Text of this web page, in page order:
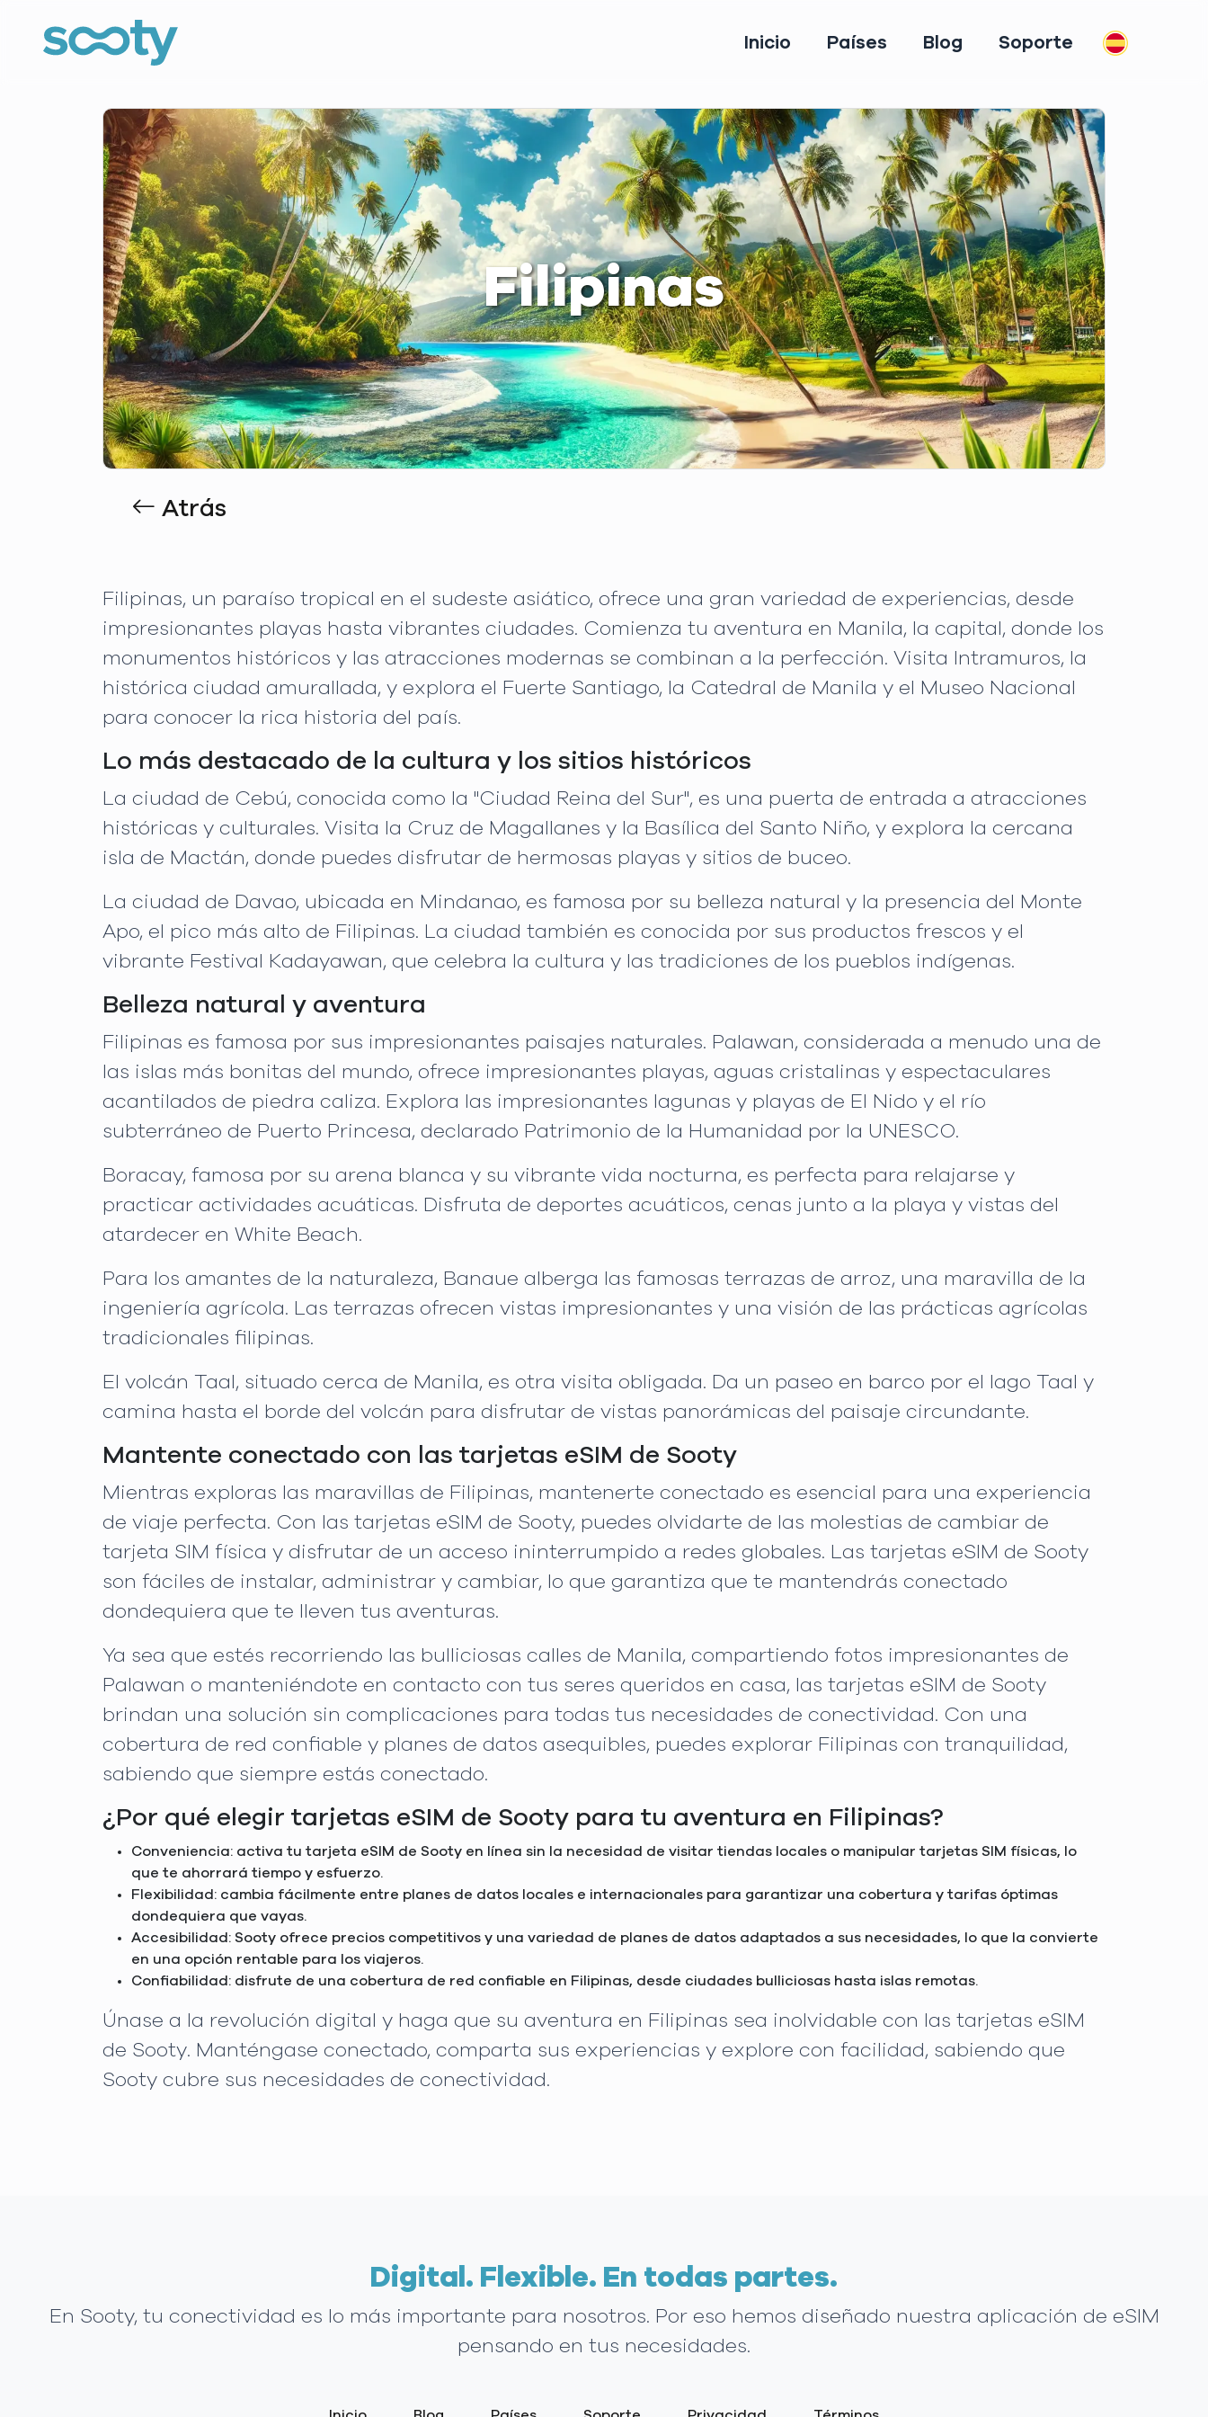
Inicio Países Blog Soporte
Filipinas
Atrás
Filipinas, un paraíso tropical en el sudeste asiático, ofrece una gran variedad de experiencias, desde
impresionantes playas hasta vibrantes ciudades. Comienza tu aventura en Manila, la capital, donde los
monumentos históricos y las atracciones modernas se combinan a la perfección. Visita Intramuros, la
histórica ciudad amurallada, y explora el Fuerte Santiago, la Catedral de Manila y el Museo Nacional
para conocer la rica historia del país.
Lo más destacado de la cultura y los sitios históricos
La ciudad de Cebú, conocida como la "Ciudad Reina del Sur", es una puerta de entrada a atracciones
históricas y culturales. Visita la Cruz de Magallanes y la Basílica del Santo Niño, y explora la cercana
isla de Mactán, donde puedes disfrutar de hermosas playas y sitios de buceo.
La ciudad de Davao, ubicada en Mindanao, es famosa por su belleza natural y la presencia del Monte
Apo, el pico más alto de Filipinas. La ciudad también es conocida por sus productos frescos y el
vibrante Festival Kadayawan, que celebra la cultura y las tradiciones de los pueblos indígenas.
Belleza natural y aventura
Filipinas es famosa por sus impresionantes paisajes naturales. Palawan, considerada a menudo una de
las islas más bonitas del mundo, ofrece impresionantes playas, aguas cristalinas y espectaculares
acantilados de piedra caliza. Explora las impresionantes lagunas y playas de El Nido y el río
subterráneo de Puerto Princesa, declarado Patrimonio de la Humanidad por la UNESCO.
Boracay, famosa por su arena blanca y su vibrante vida nocturna, es perfecta para relajarse y
practicar actividades acuáticas. Disfruta de deportes acuáticos, cenas junto a la playa y vistas del
atardecer en White Beach.
Para los amantes de la naturaleza, Banaue alberga las famosas terrazas de arroz, una maravilla de la
ingeniería agrícola. Las terrazas ofrecen vistas impresionantes y una visión de las prácticas agrícolas
tradicionales filipinas.
El volcán Taal, situado cerca de Manila, es otra visita obligada. Da un paseo en barco por el lago Taal y
camina hasta el borde del volcán para disfrutar de vistas panorámicas del paisaje circundante.
Mantente conectado con las tarjetas eSIM de Sooty
Mientras exploras las maravillas de Filipinas, mantenerte conectado es esencial para una experiencia
de viaje perfecta. Con las tarjetas eSIM de Sooty, puedes olvidarte de las molestias de cambiar de
tarjeta SIM física y disfrutar de un acceso ininterrumpido a redes globales. Las tarjetas eSIM de Sooty
son fáciles de instalar, administrar y cambiar, lo que garantiza que te mantendrás conectado
dondequiera que te lleven tus aventuras.
Ya sea que estés recorriendo las bulliciosas calles de Manila, compartiendo fotos impresionantes de
Palawan o manteniéndote en contacto con tus seres queridos en casa, las tarjetas eSIM de Sooty
brindan una solución sin complicaciones para todas tus necesidades de conectividad. Con una
cobertura de red confiable y planes de datos asequibles, puedes explorar Filipinas con tranquilidad,
sabiendo que siempre estás conectado.
¿Por qué elegir tarjetas eSIM de Sooty para tu aventura en Filipinas?
Conveniencia: activa tu tarjeta eSIM de Sooty en línea sin la necesidad de visitar tiendas locales o manipular tarjetas SIM físicas, lo
que te ahorrará tiempo y esfuerzo.
Flexibilidad: cambia fácilmente entre planes de datos locales e internacionales para garantizar una cobertura y tarifas óptimas
dondequiera que vayas.
Accesibilidad: Sooty ofrece precios competitivos y una variedad de planes de datos adaptados a sus necesidades, lo que la convierte
en una opción rentable para los viajeros.
Confiabilidad: disfrute de una cobertura de red confiable en Filipinas, desde ciudades bulliciosas hasta islas remotas.
Únase a la revolución digital y haga que su aventura en Filipinas sea inolvidable con las tarjetas eSIM
de Sooty. Manténgase conectado, comparta sus experiencias y explore con facilidad, sabiendo que
Sooty cubre sus necesidades de conectividad.
Digital. Flexible. En todas partes.
En Sooty, tu conectividad es lo más importante para nosotros. Por eso hemos diseñado nuestra aplicación de eSIM
pensando en tus necesidades.